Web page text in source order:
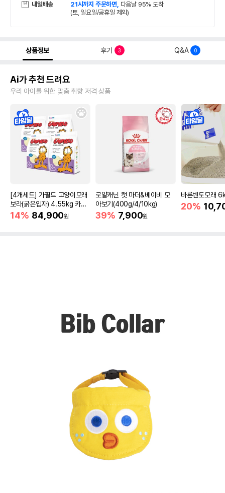
내일배송 21시까지 주문하면, 다음날 95% 도착
(토, 일요일/공휴일 제외)
상품정보 후기 3 Q&A 0
Ai가 추천 드려요
우리 아이를 위한 맞춤 취향 저격 상품
[4개세트] 가필드 고양이모래
보라(굵은입자) 4.55kg 카사
바모래
14% 84,900원
로얄캐닌 캣 마더&베이비 모
아보기(400g/4/10kg)
39% 7,900원
바른벤토모래
20%